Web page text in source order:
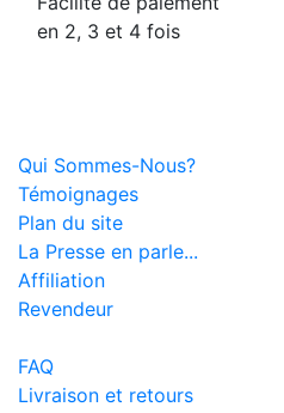
en 2, 3 et 4 fois
Qui Sommes-Nous?
Témoignages
Plan du site
La Presse en parle...
Affiliation
Revendeur
FAQ
Livraison et retours